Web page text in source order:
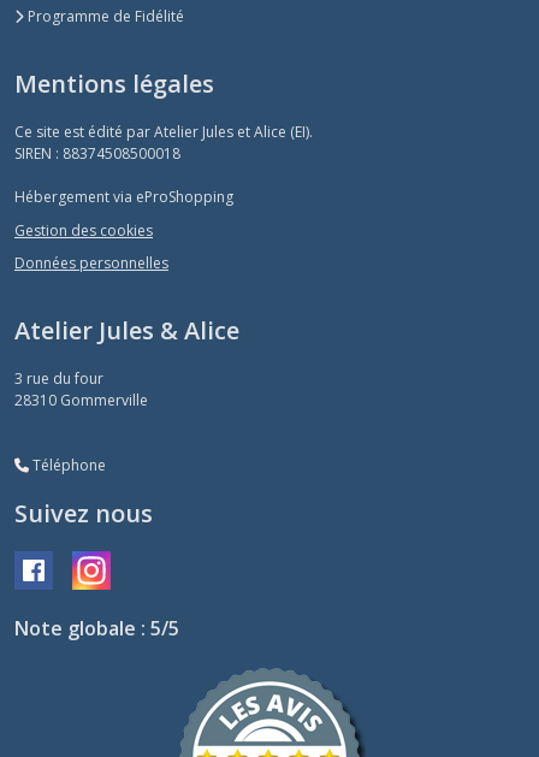
Programme de Fidélité
Mentions légales
Ce site est édité par Atelier Jules et Alice (EI).
SIREN : 88374508500018
Hébergement via eProShopping
Gestion des cookies
Données personnelles
Atelier Jules & Alice
3 rue du four
28310 Gommerville
Téléphone
Suivez nous
Note globale : 5/5